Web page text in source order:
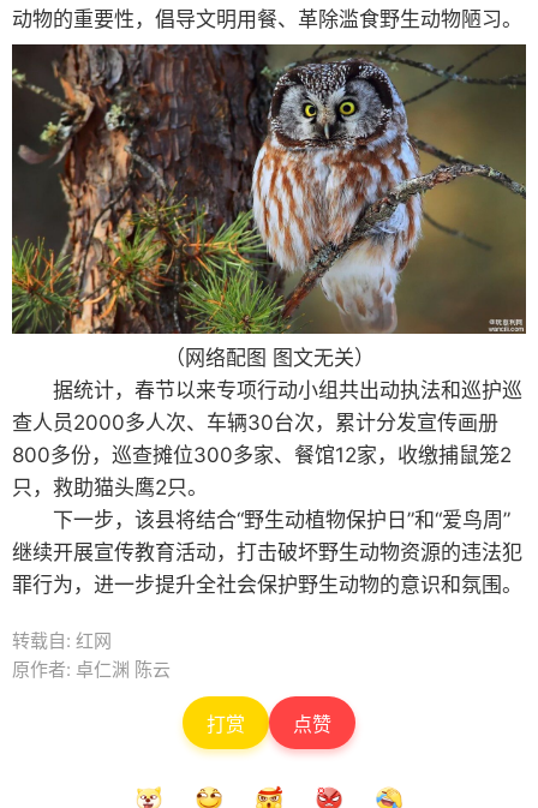
动物的重要性，倡导文明用餐、革除滥食野生动物陋习。
（网络配图 图文无关）
据统计，春节以来专项行动小组共出动执法和巡护巡
查人员2000多人次、车辆30台次，累计分发宣传画册
800多份，巡查摊位300多家、餐馆12家，收缴捕鼠笼2
只，救助猫头鹰2只。
下一步，该县将结合“野生动植物保护日”和“爱鸟周”
继续开展宣传教育活动，打击破坏野生动物资源的违法犯
罪行为，进一步提升全社会保护野生动物的意识和氛围。
转载自: 红网
原作者: 卓仁渊 陈云
打赏 点赞